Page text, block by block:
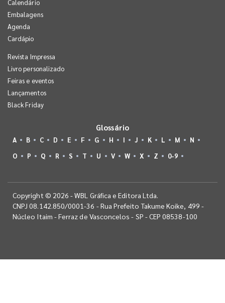
Calendário
Embalagens
Agenda
Cardápio
Revista Impressa
Livro personalizado
Feiras e eventos
Lançamentos
Black Friday
Glossário
A B C D E F G H I J K L M
N
O
P Q R S T U V W X Z 0-9
Copyright © 2026 - WBL Gráfica e Editora Ltda.
CNPJ 08.142.850/0001-36 - Rua Prefeito Takume Koike, 499 -
Núcleo Itaim - Ferraz de Vasconcelos - SP - CEP 08538-100